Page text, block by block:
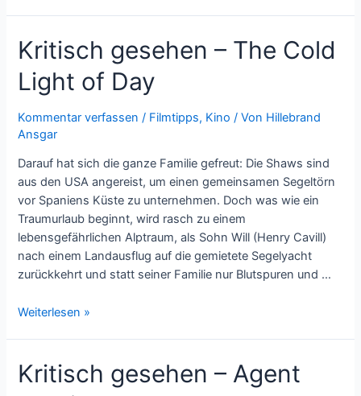
Running
Scared
Kritisch gesehen – The Cold
Light of Day
Kommentar verfassen / Filmtipps, Kino / Von Hillebrand
Ansgar
Darauf hat sich die ganze Familie gefreut: Die Shaws sind
aus den USA angereist, um einen gemeinsamen Segeltörn
vor Spaniens Küste zu unternehmen. Doch was wie ein
Traumurlaub beginnt, wird rasch zu einem
lebensgefährlichen Alptraum, als Sohn Will (Henry Cavill)
nach einem Landausflug auf die gemietete Segelyacht
zurückkehrt und statt seiner Familie nur Blutspuren und …
Kritisch
The
Cold
Weiterlesen »
Kritisch gesehen – Agent